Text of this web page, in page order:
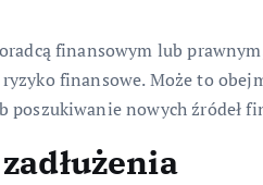
finansowym lub
finansowe. Może to
poszukiwanie nowych źródeł